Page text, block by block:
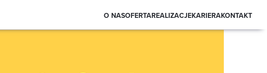
O NASOFERTAREALIZACJEKARIERAKONTAKT